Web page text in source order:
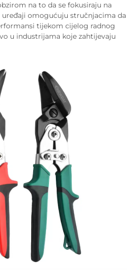
na to da se fokusiraju na
omogućuju stručnjacima da
tijekom cijelog radnog
u industrijama koje zahtijevaju